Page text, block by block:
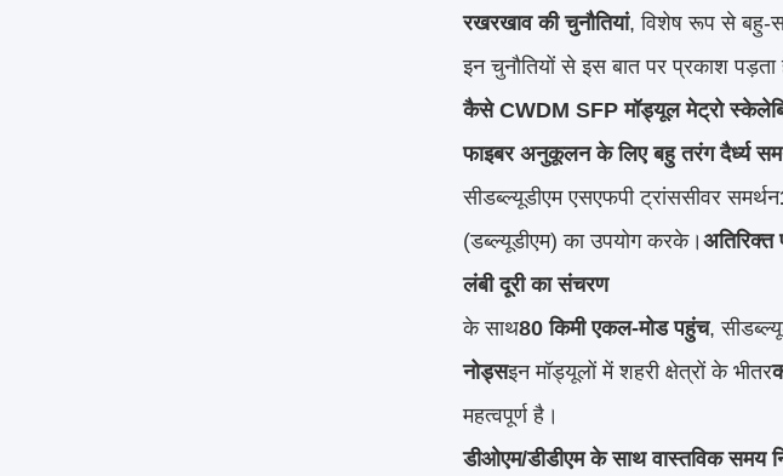
रखरखाव की चुनौतियां, विशेष रूप से बहु-
इन चुनौतियों से इस बात पर प्रकाश पड़ता
कैसे CWDM SFP मॉड्यूल मेट्रो
फाइबर अनुकूलन के लिए बहु तरंग दैर्ध्य
सीडब्ल्यूडीएम एसएफपी ट्रांससीवर समर्थन
(डब्ल्यूडीएम) का उपयोग करके। अतिरिक्त
लंबी दूरी का संचरण
के साथ80 किमी एकल-मोड पहुंच,
नोड्सइन मॉड्यूलों में शहरी क्षेत्रों के भीतर
महत्वपूर्ण है।
डीओएम/डीडीएम के साथ वास्तविक समय